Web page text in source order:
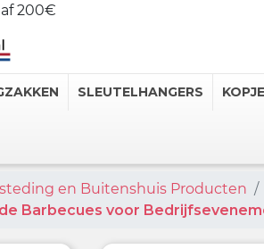
200€
Gepersonaliseerde Kopjes
Stalen Thermosflessen
Gepersonaliseerde Thermische
SLEUTELHANGERS
en Buitenshuis Producten
Barbecues voor